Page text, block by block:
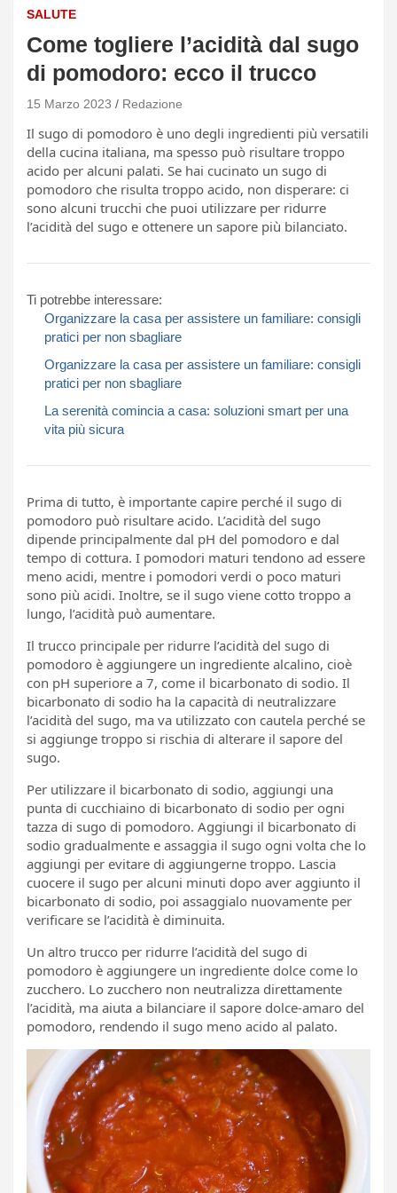
SALUTE
Come togliere l’acidità dal sugo
di pomodoro: ecco il trucco
15 Marzo 2023 Redazione
Il sugo di pomodoro è uno degli ingredienti più versatili
della cucina italiana, ma spesso può risultare troppo
acido per alcuni palati. Se hai cucinato un sugo di
pomodoro che risulta troppo acido, non disperare: ci
sono alcuni trucchi che puoi utilizzare per ridurre
l’acidità del sugo e ottenere un sapore più bilanciato.
Ti potrebbe interessare:
Organizzare la casa per assistere un familiare: consigli
pratici per non sbagliare
Organizzare la casa per assistere un familiare: consigli
pratici per non sbagliare
La serenità comincia a casa: soluzioni smart per una
vita più sicura
Prima di tutto, è importante capire perché il sugo di
pomodoro può risultare acido. L’acidità del sugo
dipende principalmente dal pH del pomodoro e dal
tempo di cottura. I pomodori maturi tendono ad essere
meno acidi, mentre i pomodori verdi o poco maturi
sono più acidi. Inoltre, se il sugo viene cotto troppo a
lungo, l’acidità può aumentare.
Il trucco principale per ridurre l’acidità del sugo di
pomodoro è aggiungere un ingrediente alcalino, cioè
con pH superiore a 7, come il bicarbonato di sodio. Il
bicarbonato di sodio ha la capacità di neutralizzare
l’acidità del sugo, ma va utilizzato con cautela perché se
si aggiunge troppo si rischia di alterare il sapore del
sugo.
Per utilizzare il bicarbonato di sodio, aggiungi una
punta di cucchiaino di bicarbonato di sodio per ogni
tazza di sugo di pomodoro. Aggiungi il bicarbonato di
sodio gradualmente e assaggia il sugo ogni volta che lo
aggiungi per evitare di aggiungerne troppo. Lascia
cuocere il sugo per alcuni minuti dopo aver aggiunto il
bicarbonato di sodio, poi assaggialo nuovamente per
verificare se l’acidità è diminuita.
Un altro trucco per ridurre l’acidità del sugo di
pomodoro è aggiungere un ingrediente dolce come lo
zucchero. Lo zucchero non neutralizza direttamente
l’acidità, ma aiuta a bilanciare il sapore dolce-amaro del
pomodoro, rendendo il sugo meno acido al palato.